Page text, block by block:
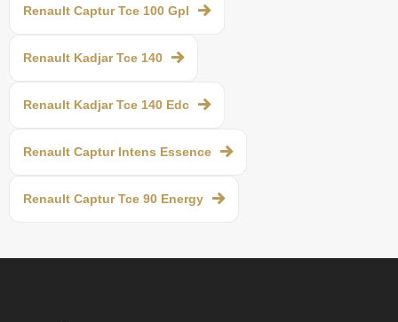
Renault Captur Tce 100 Gpl
Renault Kadjar Tce 140
Renault Kadjar Tce 140 Edc
Renault Captur Intens Essence
Renault Captur Tce 90 Energy